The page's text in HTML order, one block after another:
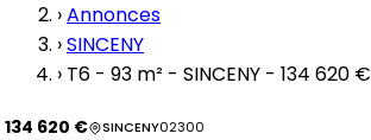
›Annonces
›SINCENY
› T6 - 93 m² - SINCENY - 134 620 €
134 620 € SINCENY02300